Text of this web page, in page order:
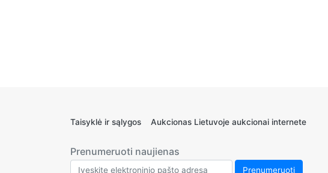
Taisyklė ir sąlygos Aukcionas Lietuvoje aukcionai internete
Prenumeruoti naujienas